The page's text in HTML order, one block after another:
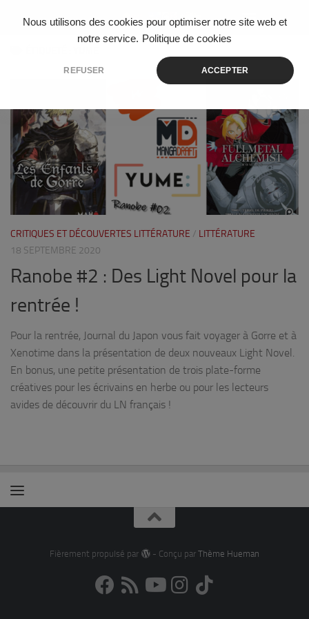
Nous utilisons des cookies pour optimiser notre site web et
notre service. Politique de cookies
REFUSER ACCEPTER
Skip to content
CRITIQUES ET DÉCOUVERTES LITTÉRATURE / LITTÉRATURE
18 SEPTEMBRE 2020
Ranobe #2 : Des Light Novel pour la
rentrée !
Pour la rentrée, Journal du Japon vous fait voyager à Gorre et à
Xenotime dans la présentation de deux nouveaux Light Novel.
En bonus, une petite présentation de trois plate-forme
créatives pour les écrivains en herbe ou pour les lecteurs
avides de découvrir du LN français !
Fièrement propulsé par - Conçu par Thème Hueman